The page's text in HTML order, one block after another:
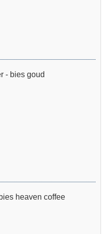
- bies goud
heaven coffee